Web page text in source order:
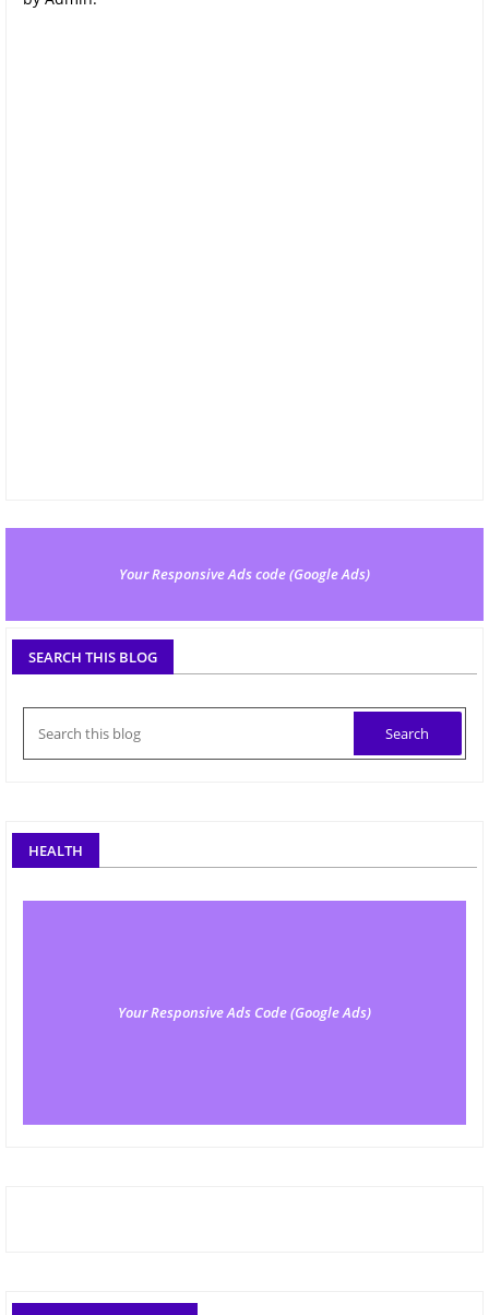
Your Responsive Ads code (Google Ads)
SEARCH THIS BLOG
HEALTH
Your Responsive Ads Code (Google Ads)